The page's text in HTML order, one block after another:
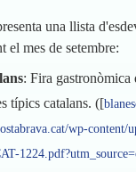
una llista
el mes de setembre:
: Fira gastronòmica
típics catalans. ([
wp-content/